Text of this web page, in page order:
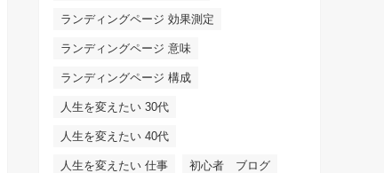
ランディングページ 効果測定
ランディングページ 意味
ランディングページ 構成
人生を変えたい 30代
人生を変えたい 40代
人生を変えたい 仕事 初心者 ブログ